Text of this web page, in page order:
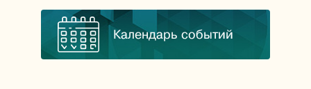
Календарь событий